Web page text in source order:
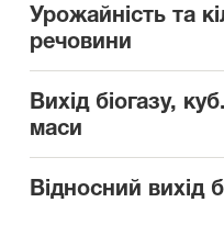
Урожайність та
речовини
Вихід біогазу,
маси
Відносний вихід